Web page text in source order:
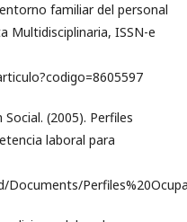
familiar del personal
Multidisciplinaria, ISSN-e
(2005). Perfiles
laboral para
Documents/